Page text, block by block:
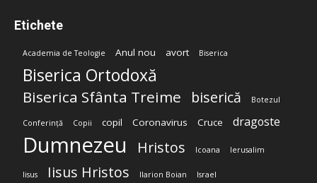
Etichete
Academia de Teologie Anul nou avort Biserica
Biserica Ortodoxă
Biserica Sfânta Treime biserică Botezul
Conferință Copii copil Coronavirus Cruce dragoste
Dumnezeu Hristos Icoana Ierusalim
Iisus Iisus Hristos Ilarion Boian Israel